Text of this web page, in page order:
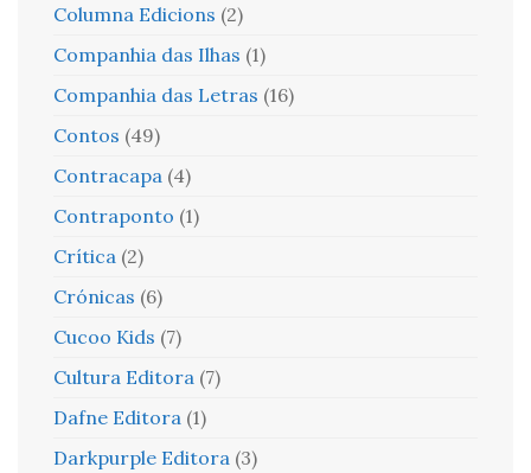
Columna Edicions (2)
Companhia das Ilhas (1)
Companhia das Letras (16)
Contos (49)
Contracapa (4)
Contraponto (1)
Crítica (2)
Crónicas (6)
Cucoo Kids (7)
Cultura Editora (7)
Dafne Editora (1)
Darkpurple Editora (3)